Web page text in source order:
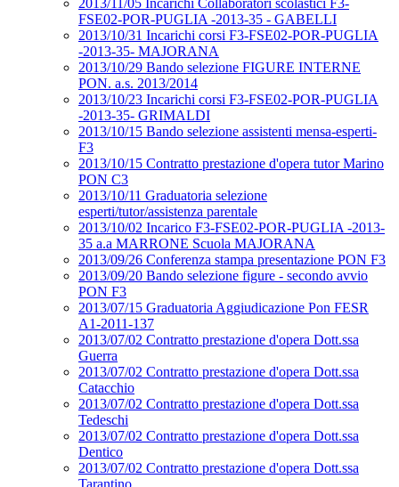
2013/11/05 Incarichi Collaboratori scolastici F3-
FSE02-POR-PUGLIA -2013-35 - GABELLI
2013/10/31 Incarichi corsi F3-FSE02-POR-PUGLIA
-2013-35- MAJORANA
2013/10/29 Bando selezione FIGURE INTERNE
PON. a.s. 2013/2014
2013/10/23 Incarichi corsi F3-FSE02-POR-PUGLIA
-2013-35- GRIMALDI
2013/10/15 Bando selezione assistenti mensa-esperti-
F3
2013/10/15 Contratto prestazione d'opera tutor Marino
PON C3
2013/10/11 Graduatoria selezione
esperti/tutor/assistenza parentale
2013/10/02 Incarico F3-FSE02-POR-PUGLIA -2013-
35 a.a MARRONE Scuola MAJORANA
2013/09/26 Conferenza stampa presentazione PON F3
2013/09/20 Bando selezione figure - secondo avvio
PON F3
2013/07/15 Graduatoria Aggiudicazione Pon FESR
A1-2011-137
2013/07/02 Contratto prestazione d'opera Dott.ssa
Guerra
2013/07/02 Contratto prestazione d'opera Dott.ssa
Catacchio
2013/07/02 Contratto prestazione d'opera Dott.ssa
Tedeschi
2013/07/02 Contratto prestazione d'opera Dott.ssa
Dentico
2013/07/02 Contratto prestazione d'opera Dott.ssa